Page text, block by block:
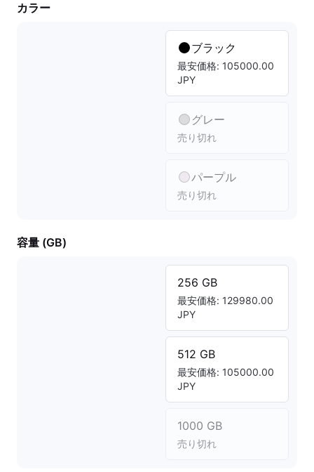
カラー
ブラック
最安価格: 105000.00
JPY
グレー
売り切れ
パープル
売り切れ
容量 (GB)
256 GB
最安価格: 129980.00
JPY
512 GB
最安価格: 105000.00
JPY
1000 GB
売り切れ